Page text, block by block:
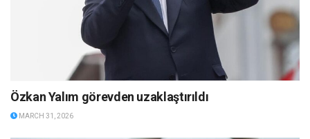
Özkan Yalım görevden uzaklaştırıldı
MARCH 31, 2026